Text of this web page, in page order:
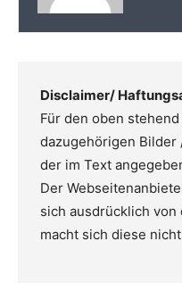
Disclaimer/
Für den oben
dazugehörigen Bilder
der im Text
Der
sich ausdrücklich
macht sich diese